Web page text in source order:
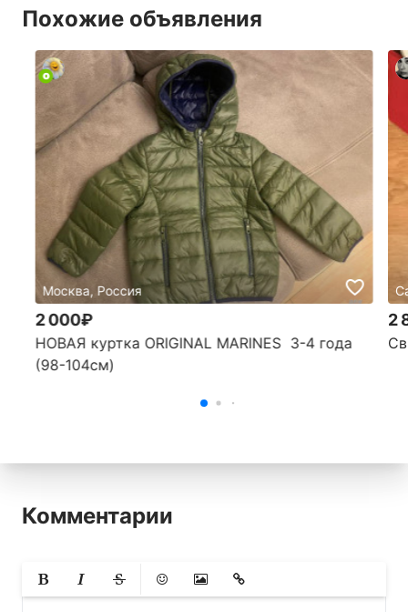
Похожие объявления
Москва, Россия
2 000₽
НОВАЯ куртка ORIGINAL MARINES 3-4 года
(98-104см)
2
Комментарии
ЖирныйКурсивЗачеркнутый
СмайликиВставить изображение
Вставить ссылку